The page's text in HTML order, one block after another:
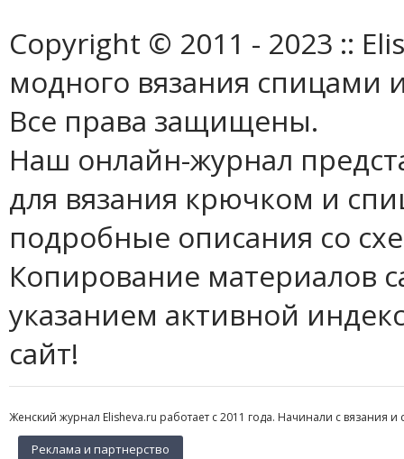
Copyright © 2011 - 2023 ::
модного вязания спицами
Все права защищены.
Наш онлайн-журнал
для вязания крючком и
подробные описания со
Копирование материалов
указанием активной
сайт!
Женский журнал Elisheva.ru работает с 2011 года. Начинали с вязания
Реклама и партнерство